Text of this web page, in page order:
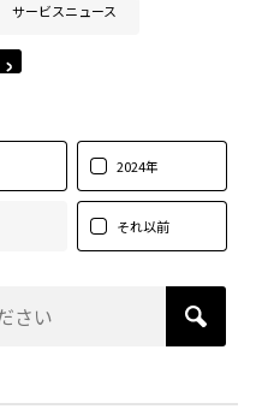
サービスニュース
2024年
それ以前